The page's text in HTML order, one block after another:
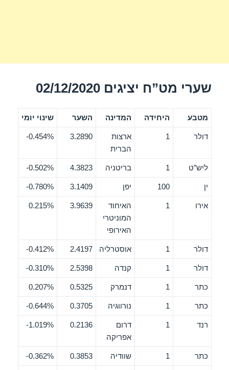
שערי מט”ח יציגים 02/12/2020
מטבע היחידה המדינה השער שינוי יומי
דולר 1
ארצות
הברית
3.2890
0.454%-
ליש”ט 1 בריטניה 4.3823
0.502%-
ין 100 יפן 3.1409
0.780%-
אירו 1
האיחוד
המוניטרי
האירופי
3.9639
0.215%
דולר 1 אוסטרליה 2.4197
0.412%-
דולר 1 קנדה 2.5398
0.310%-
כתר 1 דנמרק 0.5325
0.207%
כתר 1 נורווגיה 0.3705
0.644%-
רנד 1
דרום
אפריקה
0.2136
1.019%-
כתר 1 שוודיה 0.3853
0.362%-